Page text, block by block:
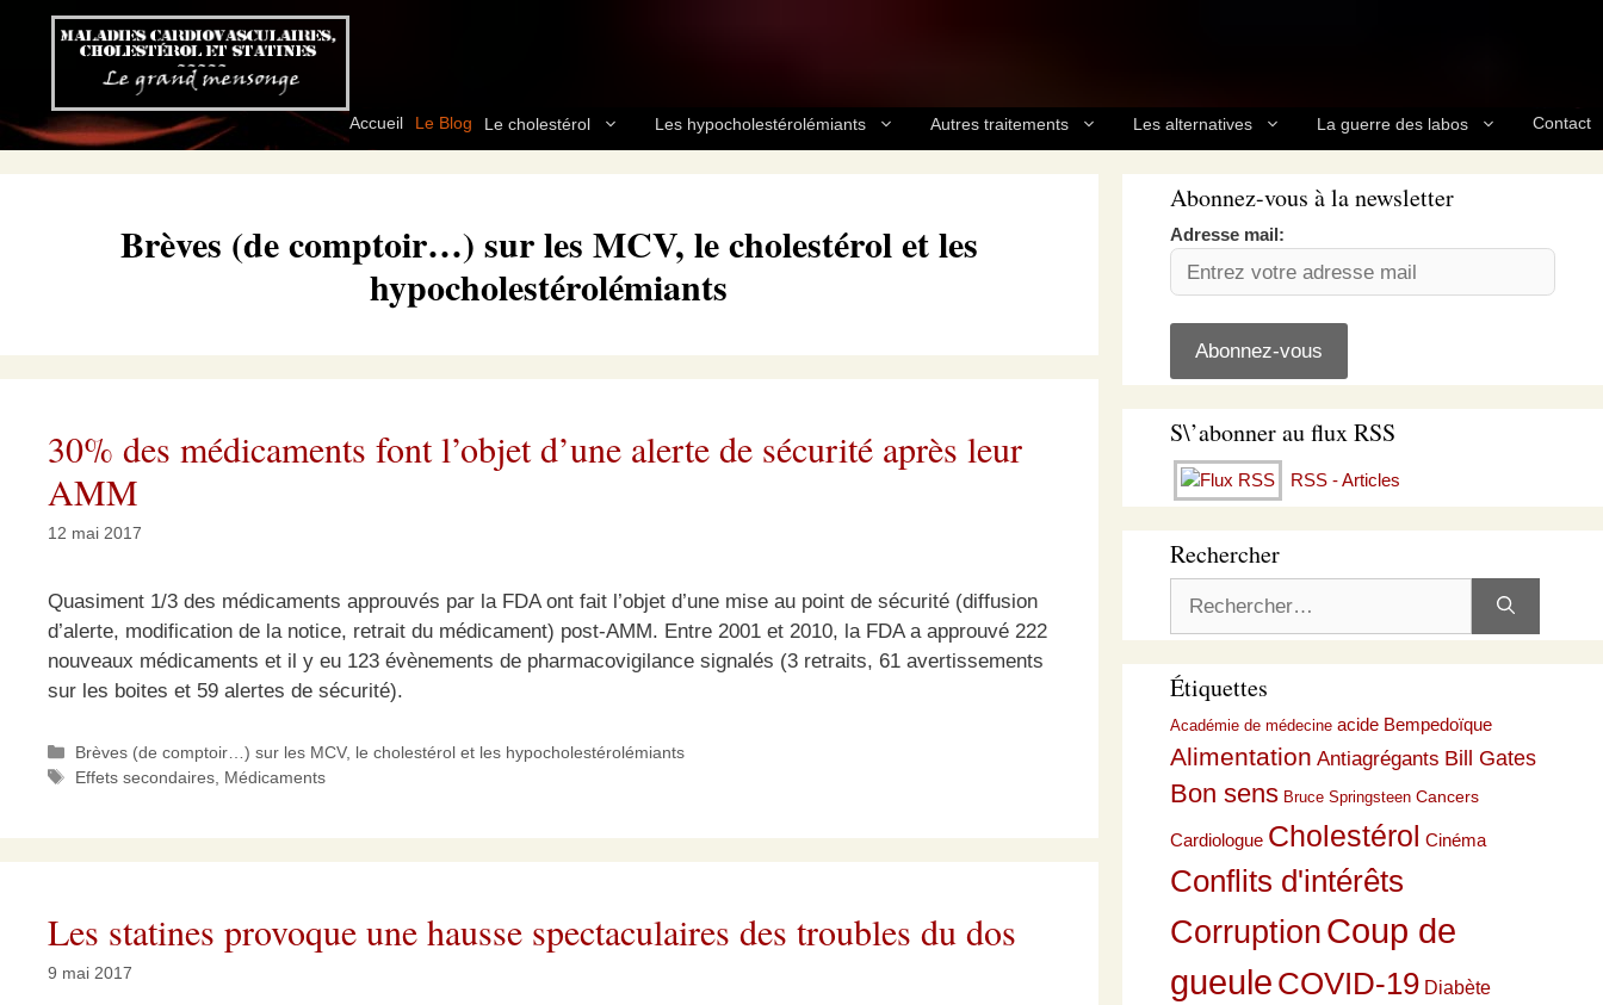
Accueil Le Blog Le cholestérol Les hypocholestérolémiants Autres traitements Les alternatives La guerre des labos Contact
Brèves (de comptoir…) sur les MCV, le cholestérol et les
hypocholestérolémiants
30% des médicaments font l’objet d’une alerte de sécurité après leur
AMM
12 mai 2017
Quasiment 1/3 des médicaments approuvés par la FDA ont fait l’objet d’une mise au point de sécurité (diffusion
d’alerte, modification de la notice, retrait du médicament) post-AMM. Entre 2001 et 2010, la FDA a approuvé 222
nouveaux médicaments et il y eu 123 évènements de pharmacovigilance signalés (3 retraits, 61 avertissements
sur les boites et 59 alertes de sécurité).
Catégories
Brèves (de comptoir…) sur les MCV, le cholestérol et les hypocholestérolémiants
Étiquettes
Effets secondaires Médicaments
Les statines provoque une hausse spectaculaires des troubles du dos
9 mai 2017
Abonnez-vous à la newsletter
Adresse mail:
S\’abonner au flux RSS
RSS - Articles
Rechercher
Étiquettes
Académie de médecine acide Bempedoïque
Alimentation Antiagrégants Bill Gates
Bon sens Bruce Springsteen Cancers
Cardiologue Cholestérol Cinéma
Conflits d'intérêts
CorruptionCoup de
gueule COVID-19 Diabète